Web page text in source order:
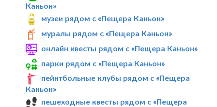
Каньон»
музеи рядом с «Пещера Каньон»
муралы рядом с «Пещера Каньон»
онлайн квесты рядом с «Пещера Каньон»
парки рядом с «Пещера Каньон»
пейнтбольные клубы рядом с «Пещера
Каньон»
пешеходные квесты рядом с «Пещера